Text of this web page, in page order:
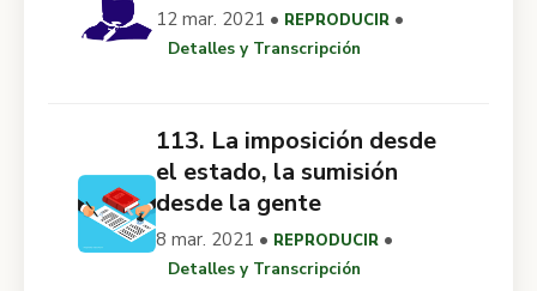
12 mar. 2021 • REPRODUCIR •
Detalles y Transcripción
113. La imposición desde
el estado, la sumisión
desde la gente
8 mar. 2021 • REPRODUCIR •
Detalles y Transcripción